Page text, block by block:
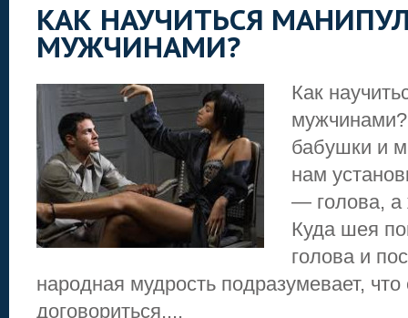
КАК НАУЧИТЬСЯ
МУЖЧИНАМИ?
Как
бабушки и
нам
— голова,
Куда шея
голова и
народная мудрость подразумевает,
договориться,...